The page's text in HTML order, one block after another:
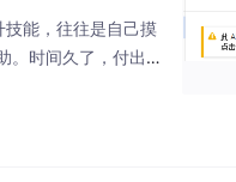
者矩阵
件计算